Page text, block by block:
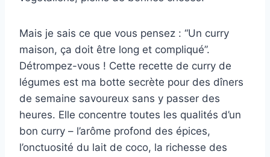
Mais je sais ce que vous pensez : “Un curry
maison, ça doit être long et compliqué”.
Détrompez-vous ! Cette recette de curry de
légumes est ma botte secrète pour des dîners
de semaine savoureux sans y passer des
heures. Elle concentre toutes les qualités d’un
bon curry – l’arôme profond des épices,
l’onctuosité du lait de coco, la richesse des